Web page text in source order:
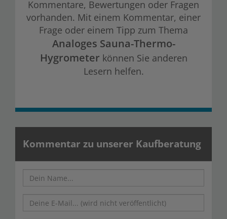
Kommentare, Bewertungen oder Fragen
vorhanden. Mit einem Kommentar, einer
Frage oder einem Tipp zum Thema
Analoges Sauna-Thermo-
Hygrometer können Sie anderen
Lesern helfen.
Kommentar zu unserer Kaufberatung